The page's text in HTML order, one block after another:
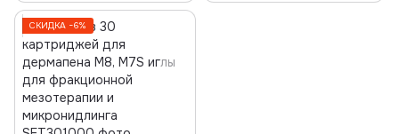
СКИДКА −6%